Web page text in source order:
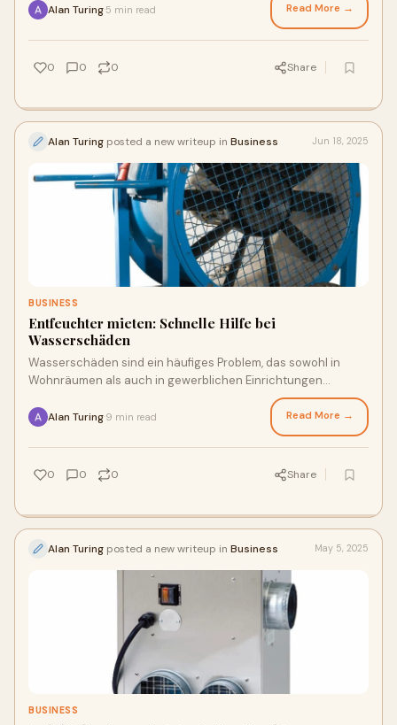
Alan Turing 5 min read Read More →
0 0 0 Share
Alan Turing posted a new writeup in Business Jun 18, 2025
BUSINESS
Entfeuchter mieten: Schnelle Hilfe bei
Wasserschäden
Wasserschäden sind ein häufiges Problem, das sowohl in
Wohnräumen als auch in gewerblichen Einrichtungen
Alan Turing 9 min read Read More →
0 0 0 Share
Alan Turing posted a new writeup in Business May 5, 2025
BUSINESS